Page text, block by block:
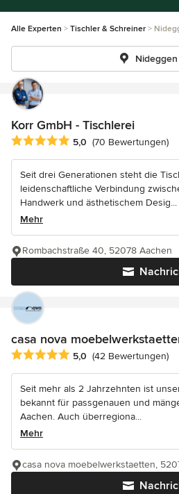
Alle Experten Tischler & Schreiner
Nideggen
Korr GmbH - Tischlerei
Durchschnittliche Bewertung: 5
5,0 (70 Bewertungen)
Seit drei Generationen steht die
leidenschaftliche Verbindung
Handwerk und ästhetischem Desig...
Mehr
Rombachstraße 40, 52078 Aachen
casa nova
Durchschnittliche Bewertung: 5
5,0 (42 Bewertungen)
Seit mehr als 2 Jahrzehnten ist
bekannt für passgenauen und
Aachen. Auch überregiona...
Mehr
casa nova moebelwerkstaetten,